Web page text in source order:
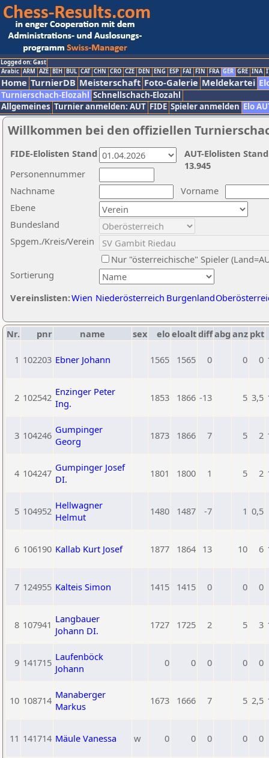
Logged on: Gast
Arabic ARM AZE BIH BUL CAT CHN CRO CZE DEN ENG ESP FAI FIN FRA GER GRE INA
Home TurnierDB Meisterschaft Foto-Galerie Meldekartei
Turnierschach-Elozahl Schnellschach-Elozahl
Allgemeines Turnier anmelden: AUT FIDE Spieler anmelden Elo
Willkommen bei den offiziellen
Nachname
Vorname
Ebene
Sortierung
Personennummer
Bundesland
Spgem./Kreis/Verein
Nur "österreichische" Spieler
Vereinslisten:Wien Niederösterreich Burgenland
AUT-Elolisten
13.945
FIDE-Elolisten Stand
Nr. pnr name sex eloeloaltdiffabg anz pkt
1 102203 Ebner Johann 1565 1565 0 0 0
2 102542 Enzinger Peter
Ing.
1853 1866 -13 5 3,5
3 104246 Gumpinger
Georg
1873 1866 7 5 2
4 104247 Gumpinger Josef
DI.
1801 1800 1 5 2
5 104952 Hellwagner
Helmut
1480 1487 -7 1 0,5
6 106190 Kallab Kurt Josef 1877 1864 13 10 6
7 124955 Kalteis Simon 1415 1415 0 0 0
8 107941 Langbauer
Johann DI.
1727 1725 2 5 3
9 141715 Laufenböck
Johann
0 0 0 0 0
10 108714 Manaberger
Markus
1673 1666 7 5 2,5
11 141714 Mäule Vanessa w 0 0 0 0 0